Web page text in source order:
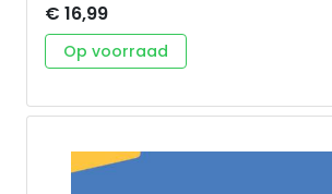
met God. In de bundel Leven en
van de eeuwigheid gaan we na hoe
Nieuwe Testament maar ook
stervenskunst spreken. We denken tevens na over
pastorale doordenking van deze
€ 16,99
Op voorraad